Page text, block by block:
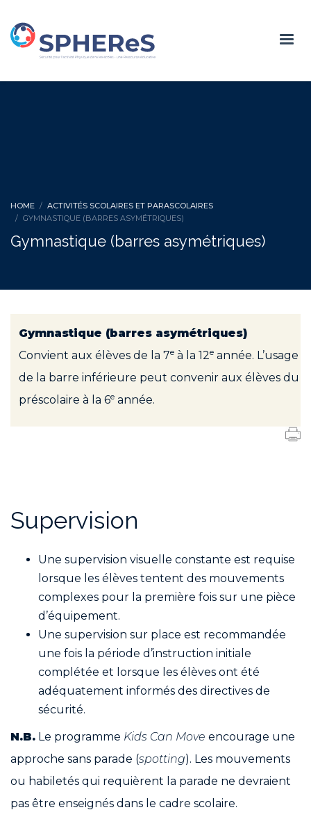
HOME
ACTIVITÉS SCOLAIRES ET PARASCOLAIRES
GYMNASTIQUE (BARRES ASYMÉTRIQUES)
Gymnastique (barres asymétriques)
Gymnastique (barres asymétriques)
Convient aux élèves de la 7e à la 12e année. L’usage
de la barre inférieure peut convenir aux élèves du
préscolaire à la 6e année.
Supervision
Une supervision visuelle constante est requise
lorsque les élèves tentent des mouvements
complexes pour la première fois sur une pièce
d’équipement.
Une supervision sur place est recommandée
une fois la période d’instruction initiale
complétée et lorsque les élèves ont été
adéquatement informés des directives de
sécurité.
N.B. Le programme Kids Can Move encourage une
approche sans parade (spotting). Les mouvements
ou habiletés qui requièrent la parade ne devraient
pas être enseignés dans le cadre scolaire.